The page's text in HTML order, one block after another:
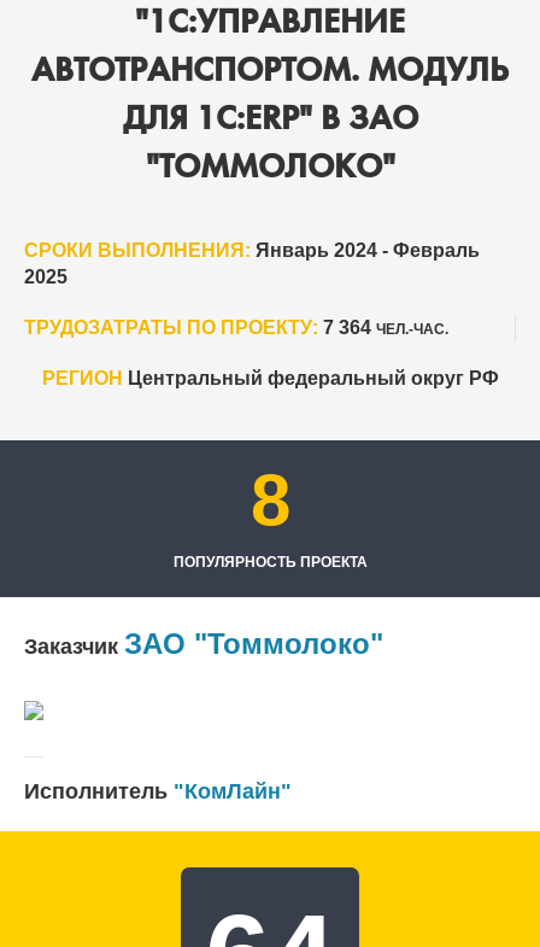
"1С:УПРАВЛЕНИЕ
АВТОТРАНСПОРТОМ. МОДУЛЬ
ДЛЯ 1С:ERP" В ЗАО
"ТОММОЛОКО"
СРОКИ ВЫПОЛНЕНИЯ: Январь 2024 - Февраль
2025
ТРУДОЗАТРАТЫ ПО ПРОЕКТУ: 7 364 ЧЕЛ.-ЧАС.
РЕГИОН Центральный федеральный округ РФ
8
ПОПУЛЯРНОСТЬ ПРОЕКТА
Заказчик ЗАО "Томмолоко"
Исполнитель "КомЛайн"